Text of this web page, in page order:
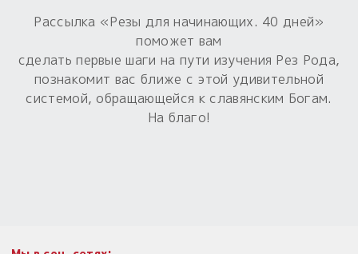
Рассылка «Резы для начинающих. 40 дней»
поможет вам
сделать первые шаги на пути изучения Рез Рода,
познакомит вас ближе с этой удивительной
системой, обращающейся к славянским Богам.
На благо!